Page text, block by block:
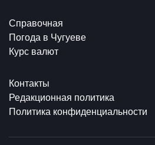
Справочная
Погода в Чугуеве
Курс валют
Контакты
Редакционная политика
Политика конфиденциальности